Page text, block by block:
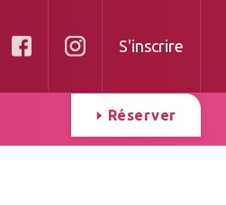
S'inscrire
Réserver